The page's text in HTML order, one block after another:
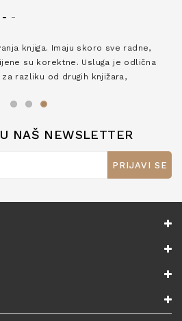
- -
knjiga. Imaju skoro sve radne,
su korektne. Usluga je odlična
razliku od drugih knjižara,
NAŠ NEWSLETTER
PRIJAVI SE